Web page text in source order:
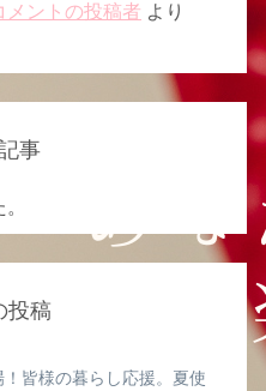
メントの投稿者 より
事
投稿
！皆様の暮らし応援。夏使